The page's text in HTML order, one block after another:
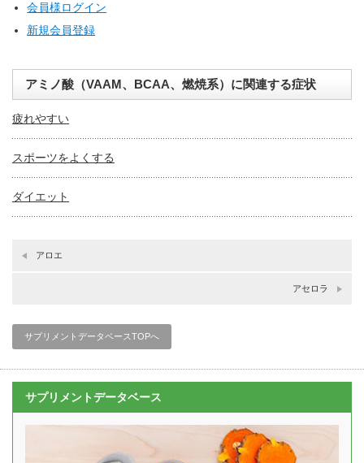
会員様ログイン
新規会員登録
アミノ酸（VAAM、BCAA、燃焼系）に関連する症状
疲れやすい
スポーツをよくする
ダイエット
アロエ
アセロラ
サプリメントデータベースTOPへ
サプリメントデータベース